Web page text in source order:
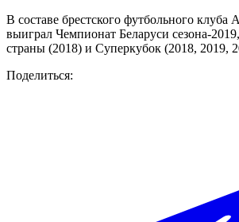
В составе брестского футбольного
выиграл Чемпионат Беларуси сезона-
страны (2018) и Суперкубок (2018, 2019,
Поделиться: